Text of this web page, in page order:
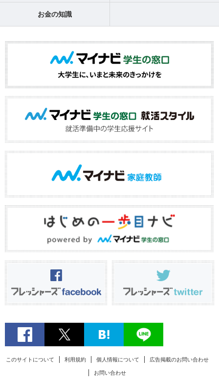
お金の知識
このサイトについて 利用規約 個人情報について 広告掲載のお問い合わせ
お問い合わせ